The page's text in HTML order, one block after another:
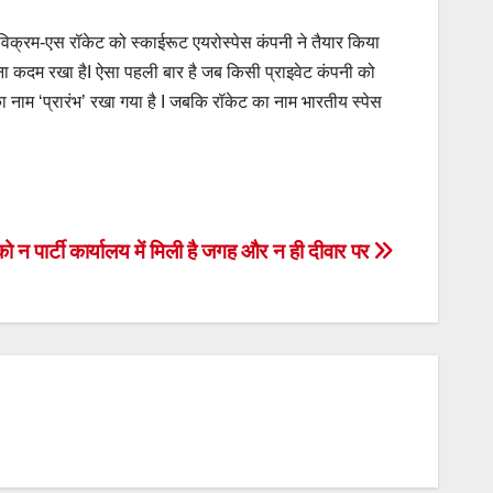
एस रॉकेट को स्काईरूट एयरोस्पेस कंपनी ने तैयार किया
रखा हैI ऐसा पहली बार है जब किसी प्राइवेट कंपनी को
‘प्रारंभ’ रखा गया है I जबकि रॉकेट का नाम भारतीय स्पेस
न पार्टी कार्यालय में मिली है जगह और न ही दीवार पर